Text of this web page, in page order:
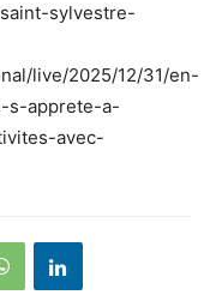
sylvestre-
live/2025/12/31/en-
s-apprete-a-
avec-